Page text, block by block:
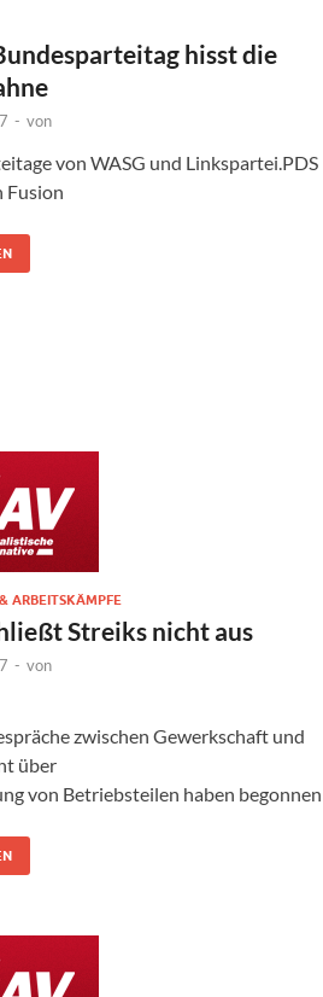
hisst die
- von
von WASG und Linkspartei.PDS
Fusion
ARBEITSKÄMPFE
Streiks nicht aus
- von
zwischen Gewerkschaft und
über
von Betriebsteilen haben begonnen